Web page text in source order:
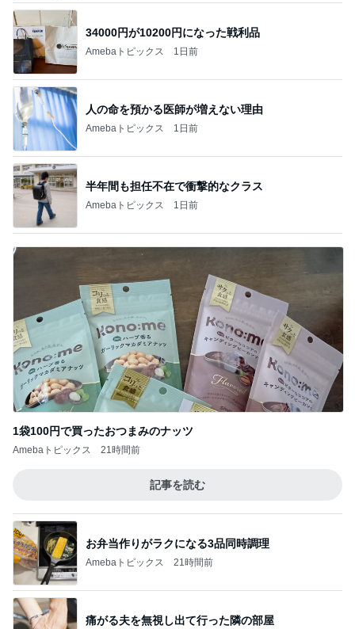
34000円が10200円になった戦利品
Amebaトピックス 1日前
人の命を預かる医師が増えない理由
Amebaトピックス 1日前
半年間も担任不在で衝撃的なクラス
Amebaトピックス 1日前
1袋100円で買ったおつまみのナッツ
Amebaトピックス 21時間前
記事を読む
お弁当作りがラクになる3品同時調理
Amebaトピックス 21時間前
痛がる夫を無視し出て行った隣の部屋